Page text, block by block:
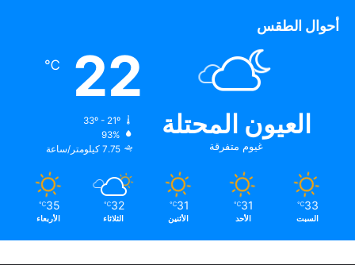
أحوال الطقس
العيون المحتلة
غيوم متفرقة
22
℃
33º - 21º
93%
7.75 كيلومتر/ساعة
33
℃
السبت
31
℃
الأحد
31
℃
الأثنين
32
℃
الثلاثاء
35
℃
الأربعاء